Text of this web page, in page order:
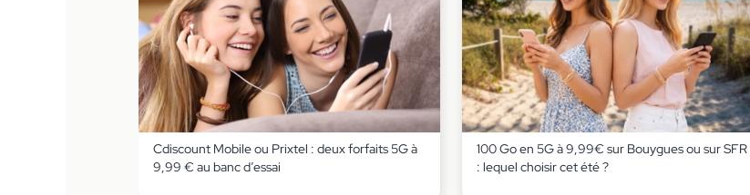
Cdiscount Mobile ou Prixtel : deux forfaits 5G à
9,99 € au banc d’essai
100 Go en 5G à 9,99€ sur Bouygues ou sur SFR
: lequel choisir cet été ?